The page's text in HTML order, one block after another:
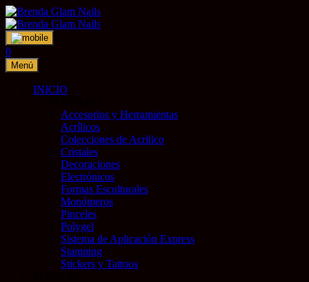
Saltar
al
contenido
0
Menú
INICIO
Accesorios y Herramientas
Acrílicos
Colecciones de Acrilico
Cristales
Decoraciones
Electrónicos
Formas Esculturales
Monómeros
Pinceles
Polygel
Sistema de Aplicación Express
Stamping
Stickers y Tattoos